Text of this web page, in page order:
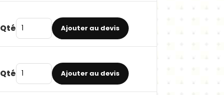
Qté Ajouter au devis
Qté Ajouter au devis